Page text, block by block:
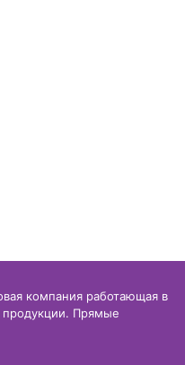
компания работающая в
продукции. Прямые